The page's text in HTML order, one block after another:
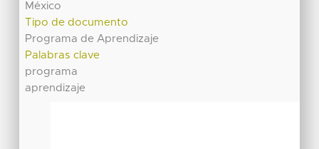
México
Tipo de documento
Programa de Aprendizaje
Palabras clave
programa
aprendizaje